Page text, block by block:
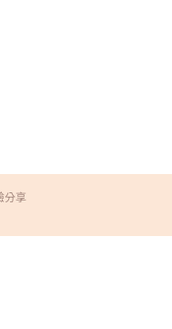
分享